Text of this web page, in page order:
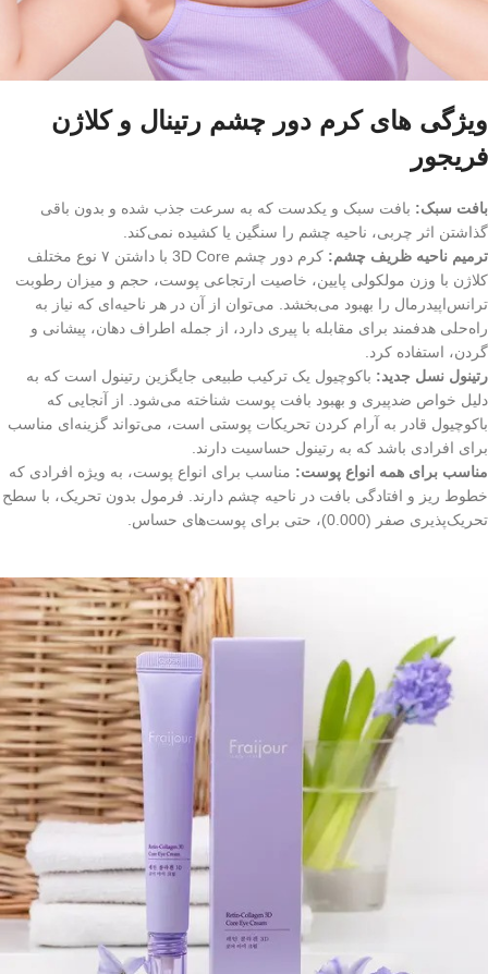
ویژگی های کرم دور چشم رتینال و کلاژن
فریجور
بافت سبک: بافت سبک و یکدست که به سرعت جذب شده و بدون باقی
گذاشتن اثر چربی، ناحیه چشم را سنگین یا کشیده نمی‌کند.
ترمیم ناحیه ظریف چشم:
کرم دور چشم 3D Core با داشتن ۷ نوع مختلف
کلاژن با وزن مولکولی پایین، خاصیت ارتجاعی پوست، حجم و میزان رطوبت
ترانس‌اپیدرمال را بهبود می‌بخشد. می‌توان از آن در هر ناحیه‌ای که نیاز به
راه‌حلی هدفمند برای مقابله با پیری دارد، از جمله اطراف دهان، پیشانی و
گردن، استفاده کرد.
رتینول نسل جدید: باکوچیول یک ترکیب طبیعی جایگزین رتینول است که به
دلیل خواص ضدپیری و بهبود بافت پوست شناخته می‌شود. از آنجایی که
باکوچیول قادر به آرام کردن تحریکات پوستی است، می‌تواند گزینه‌ای مناسب
برای افرادی باشد که به رتینول حساسیت دارند.
مناسب برای همه انواع پوست: مناسب برای انواع پوست، به ویژه افرادی که
خطوط ریز و افتادگی بافت در ناحیه چشم دارند. فرمول بدون تحریک، با سطح
تحریک‌پذیری صفر (0.000)، حتی برای پوست‌های حساس.